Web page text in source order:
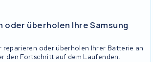
oder überholen Ihre Samsung
reparieren oder überholen Ihrer Batterie an
den Fortschritt auf dem Laufenden.